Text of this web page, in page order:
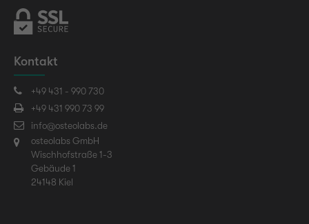
Kontakt
+49 431 - 990 730
+49 431 990 73 99
info@osteolabs.de
osteolabs GmbH
Wischhofstraße 1-3
Gebäude 1
24148 Kiel